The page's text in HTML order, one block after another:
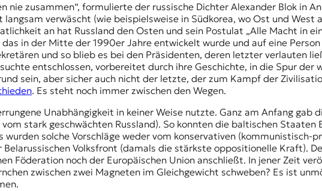
nie zusammen“, formulierte der russische Dichter Alexander Blok in
verwäscht (wie beispielsweise in Südkorea, wo Ost und West
an hat Russland den Osten und sein Postulat „Alle Macht in
in der Mitte der 1990er Jahre entwickelt wurde und auf eine
und so blieb es bei den Präsidenten, deren letzter verlauten
entschlossen, vorbereitet durch ihre Geschichte, in die Spur
sein, aber sicher auch nicht der letzte, der zum Kampf der
. Es steht noch immer zwischen den Wegen.
Unabhängigkeit in keiner Weise nutzte. Ganz am Anfang gab
stark geschwächten Russland). So konnten die baltischen
solche Vorschläge weder vom konservativen (kommunistisch-
Belarussischen Volksfront (damals die stärkste oppositionelle Kraft).
Föderation noch der Europäischen Union anschließt. In jener Zeit
zwischen zwei Magneten im Gleichgewicht schweben? Es ist